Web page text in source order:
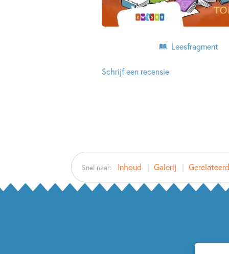
Leesfragment
Schrijf een recensie
Snel naar: Inhoud Galerij